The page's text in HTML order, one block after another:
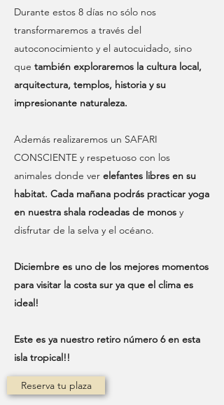
Durante estos 8 días no sólo nos
transformaremos a través del
autoconocimiento y el autocuidado, sino
que también exploraremos la cultura local,
arquitectura, templos, historia y su
impresionante naturaleza.
Además realizaremos un SAFARI
CONSCIENTE y respetuoso con los
animales donde ver elefantes libres en su
habitat. Cada mañana podrás practicar yoga
en nuestra shala rodeadas de monos y
disfrutar de la selva y el océano.
Diciembre es uno de los mejores momentos
para visitar la costa sur ya que el clima es
ideal!
Este es ya nuestro retiro número 6 en esta
isla tropical!!
Reserva tu plaza